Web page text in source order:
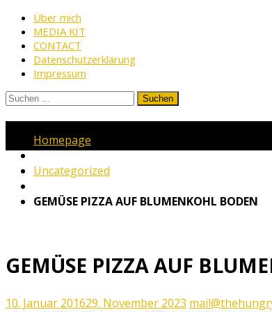
Skip
content
Über mich
MEDIA KIT
CONTACT
Datenschutzerklärung
Impressum
Suchen
nach:
HUNGRY
WARRIOR
Homepage
Uncategorized
GEMÜSE PIZZA AUF BLUMENKOHL BODEN
GEMÜSE PIZZA AUF
10. Januar 201629. November 2023